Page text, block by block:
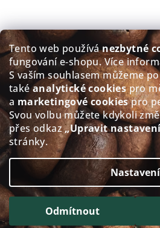
Tento web používánezbytné
fungování e‑shopu. Více
S vaším souhlasem můžeme
takéanalytické cookiespro
a marketingové cookiespro
Svou volbu můžete kdykoli
přes odkaz„Upravit
stránky.
Nastavení
Odmítnout
Kam pro kávu?
Prodej čerstvě pražené kávy
Přerovského 151/5, 674 01 Třebíč
Po - Pá: 8:00-12:00 12:30-17.30
So: 8:30-11.30
Ne: Zavřeno
Zobrazit na Google mapách
Copyright 2026alacaffé.
Upravit nastavení
Vytvořil